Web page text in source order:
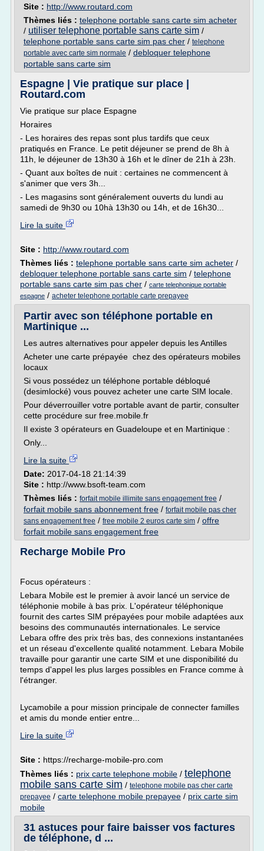
Site : http://www.routard.com
Thèmes liés : telephone portable sans carte sim acheter
/ utiliser telephone portable sans carte sim /
telephone portable sans carte sim pas cher / telephone
portable avec carte sim normale / debloquer telephone
portable sans carte sim
Espagne | Vie pratique sur place |
Routard.com
Vie pratique sur place Espagne
Horaires
- Les horaires des repas sont plus tardifs que ceux
pratiqués en France. Le petit déjeuner se prend de 8h à
11h, le déjeuner de 13h30 à 16h et le dîner de 21h à 23h.
- Quant aux boîtes de nuit : certaines ne commencent à
s'animer que vers 3h...
- Les magasins sont généralement ouverts du lundi au
samedi de 9h30 ou 10hà 13h30 ou 14h, et de 16h30...
Lire la suite
Site : http://www.routard.com
Thèmes liés : telephone portable sans carte sim acheter /
debloquer telephone portable sans carte sim / telephone
portable sans carte sim pas cher / carte telephonique portable
espagne / acheter telephone portable carte prepayee
Partir avec son téléphone portable en
Martinique ...
Les autres alternatives pour appeler depuis les Antilles
Acheter une carte prépayée chez des opérateurs mobiles
locaux
Si vous possédez un téléphone portable débloqué
(desimlocké) vous pouvez acheter une carte SIM locale.
Pour déverrouiller votre portable avant de partir, consulter
cette procédure sur free.mobile.fr
Il existe 3 opérateurs en Guadeloupe et en Martinique :
Only...
Lire la suite
Date: 2017-04-18 21:14:39
Site : http://www.bsoft-team.com
Thèmes liés : forfait mobile illimite sans engagement free /
forfait mobile sans abonnement free / forfait mobile pas cher
sans engagement free / free mobile 2 euros carte sim / offre
forfait mobile sans engagement free
Recharge Mobile Pro
Focus opérateurs :
Lebara Mobile est le premier à avoir lancé un service de
téléphonie mobile à bas prix. L'opérateur téléphonique
fournit des cartes SIM prépayées pour mobile adaptées aux
besoins des communautés internationales. Le service
Lebara offre des prix très bas, des connexions instantanées
et un réseau d'excellente qualité notamment. Lebara Mobile
travaille pour garantir une carte SIM et une disponibilité du
temps d'appel les plus larges possibles en France comme à
l'étranger.
Lycamobile a pour mission principale de connecter familles
et amis du monde entier entre...
Lire la suite
Site : https://recharge-mobile-pro.com
Thèmes liés : prix carte telephone mobile / telephone
mobile sans carte sim / telephone mobile pas cher carte
prepayee / carte telephone mobile prepayee / prix carte sim
mobile
31 astuces pour faire baisser vos factures
de téléphone, d ...